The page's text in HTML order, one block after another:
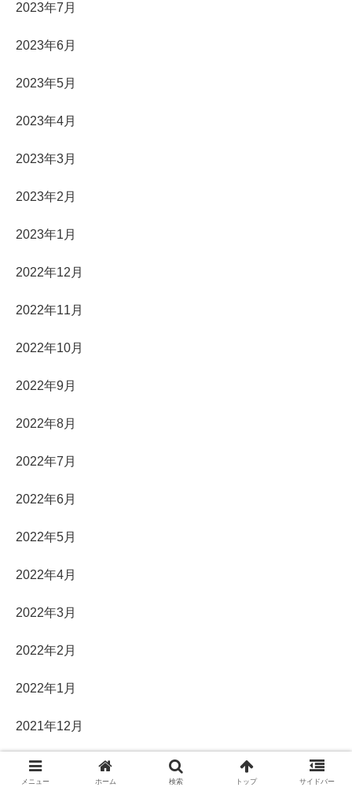
2023年7月
2023年6月
2023年5月
2023年4月
2023年3月
2023年2月
2023年1月
2022年12月
2022年11月
2022年10月
2022年9月
2022年8月
2022年7月
2022年6月
2022年5月
2022年4月
2022年3月
2022年2月
2022年1月
2021年12月
2021年11月
メニュー ホーム 検索 トップ サイドバー